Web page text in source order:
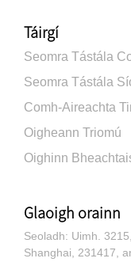
Táirgí
Seomra Tástála
Seomra Tástála
Comh-Aireachta
Oigheann Triomú
Oighinn
Glaoigh orainn
Seoladh: Uimh.
Shanghai, 231417,